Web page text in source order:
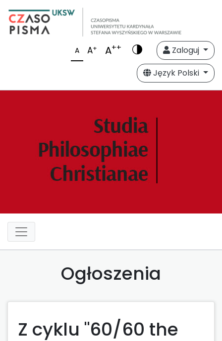
A A+ A++
Zaloguj
Język Polski
Ogłoszenia
Z cyklu "60/60 the